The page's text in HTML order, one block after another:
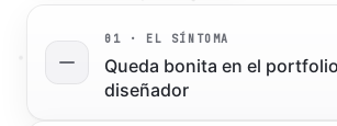
0 1 · EL SÍNTOMA
Queda bonita en el
diseñador